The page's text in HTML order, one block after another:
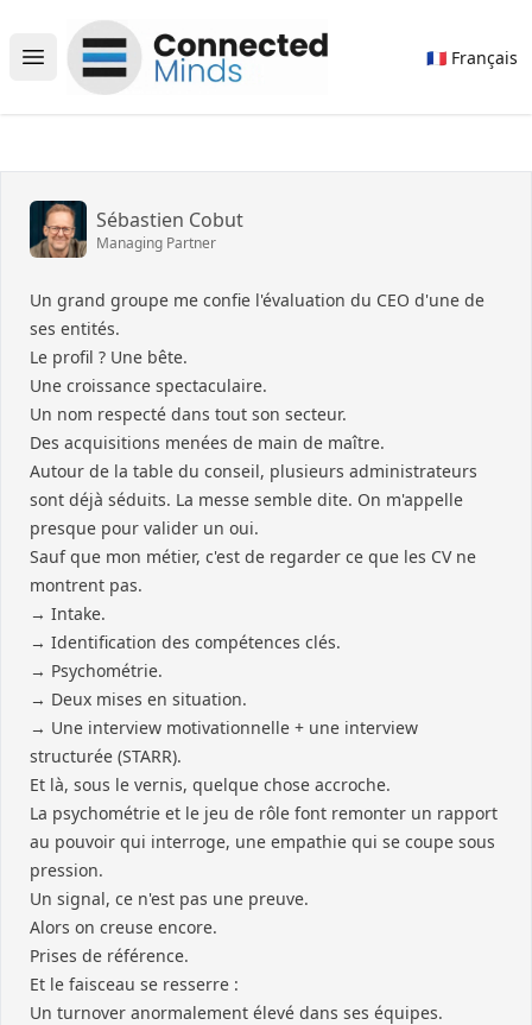
Open main menu
Connected Minds
🇫🇷 Français
Sébastien Cobut
Managing Partner
Un grand groupe me confie l'évaluation du CEO d'une de
ses entités.
Le profil ? Une bête.
Une croissance spectaculaire.
Un nom respecté dans tout son secteur.
Des acquisitions menées de main de maître.
Autour de la table du conseil, plusieurs administrateurs
sont déjà séduits. La messe semble dite. On m'appelle
presque pour valider un oui.
Sauf que mon métier, c'est de regarder ce que les CV ne
montrent pas.
→ Intake.
→ Identification des compétences clés.
→ Psychométrie.
→ Deux mises en situation.
→ Une interview motivationnelle + une interview
structurée (STARR).
Et là, sous le vernis, quelque chose accroche.
La psychométrie et le jeu de rôle font remonter un rapport
au pouvoir qui interroge, une empathie qui se coupe sous
pression.
Un signal, ce n'est pas une preuve.
Alors on creuse encore.
Prises de référence.
Et le faisceau se resserre :
Un turnover anormalement élevé dans ses équipes.